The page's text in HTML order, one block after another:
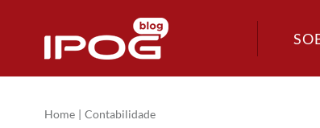
Home Contabilidade